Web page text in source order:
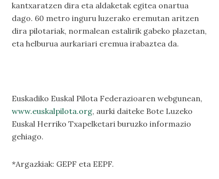
kantxaratzen dira eta aldaketak egitea onartua
dago. 60 metro inguru luzerako eremutan aritzen
dira pilotariak, normalean estalirik gabeko plazetan,
eta helburua aurkariari eremua irabaztea da.
Euskadiko Euskal Pilota Federazioaren webgunean,
www.euskalpilota.org, aurki daiteke Bote Luzeko
Euskal Herriko Txapelketari buruzko informazio
gehiago.
*Argazkiak: GEPF eta EEPF.